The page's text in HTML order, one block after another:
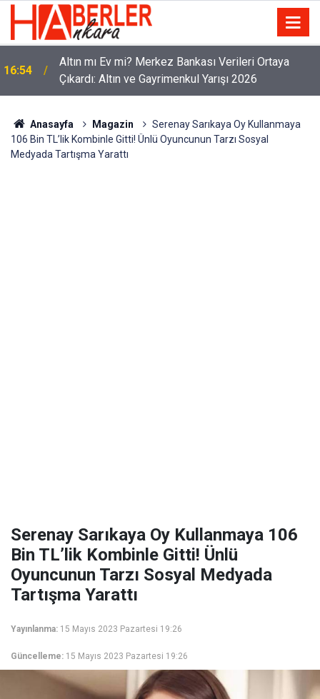
16:54
Altın mı Ev mi? Merkez Bankası Verileri Ortaya
Çıkardı: Altın ve Gayrimenkul Yarışı 2026
Anasayfa Magazin
Serenay Sarıkaya Oy Kullanmaya
106 Bin TL’lik Kombinle Gitti! Ünlü Oyuncunun Tarzı Sosyal
Medyada Tartışma Yarattı
Serenay Sarıkaya Oy Kullanmaya 106
Bin TL’lik Kombinle Gitti! Ünlü
Oyuncunun Tarzı Sosyal Medyada
Tartışma Yarattı
Yayınlanma: 15 Mayıs 2023 Pazartesi 19:26
Güncelleme: 15 Mayıs 2023 Pazartesi 19:26